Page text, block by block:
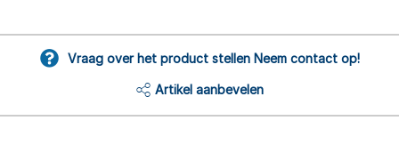
Vraag over het product stellen Neem contact op!
Artikel aanbevelen